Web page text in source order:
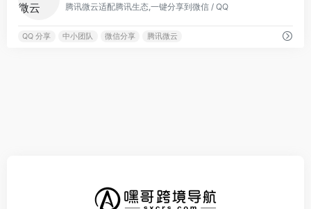
腾讯微云适配腾讯生态,一键分享到微信 / QQ
QQ 分享 中小团队 微信分享 腾讯微云